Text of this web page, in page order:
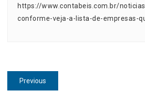
https://www.contabeis.com.br/
conforme-veja-a-lista-de-empresas-
Navegação
de
Previous
post: